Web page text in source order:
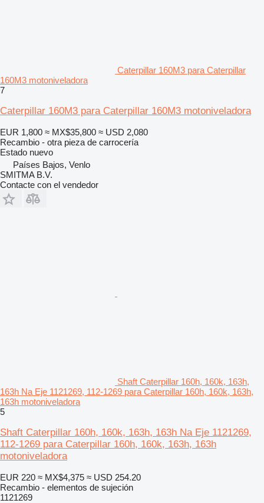
Caterpillar 160M3 para Caterpillar
160M3 motoniveladora
7
Caterpillar 160M3 para Caterpillar 160M3 motoniveladora
EUR 1,800 ≈ MX$35,800 ≈ USD 2,080
Recambio - otra pieza de carrocería
Estado nuevo
Países Bajos, Venlo
SMITMA B.V.
Contacte con el vendedor
Shaft Caterpillar 160h, 160k, 163h,
163h Na Eje 1121269, 112-1269 para Caterpillar 160h, 160k, 163h,
163h motoniveladora
5
Shaft Caterpillar 160h, 160k, 163h, 163h Na Eje 1121269,
112-1269 para Caterpillar 160h, 160k, 163h, 163h
motoniveladora
EUR 220 ≈ MX$4,375 ≈ USD 254.20
Recambio - elementos de sujeción
1121269